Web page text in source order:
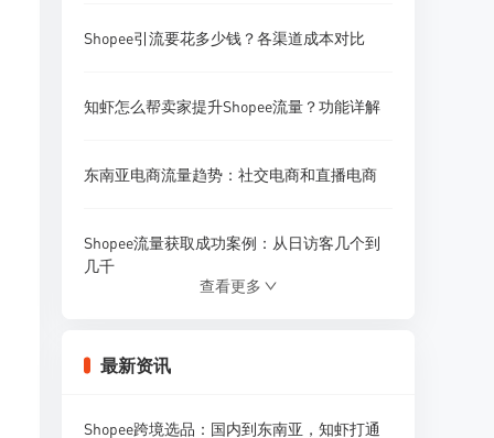
Shopee引流要花多少钱？各渠道成本对比
知虾怎么帮卖家提升Shopee流量？功能详解
东南亚电商流量趋势：社交电商和直播电商
Shopee流量获取成功案例：从日访客几个到
几千
查看更多
最新资讯
Shopee跨境选品：国内到东南亚，知虾打通